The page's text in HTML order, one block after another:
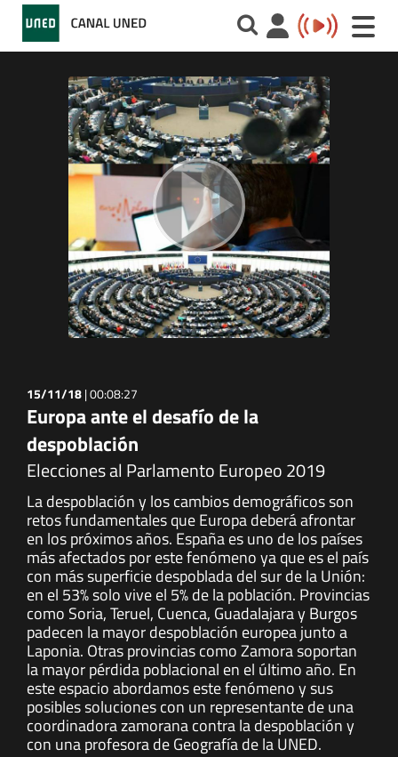
Toggle
15/11/18|00:08:27
Europa ante el desafío de la
despoblación
Elecciones al Parlamento Europeo 2019
La despoblación y los cambios demográficos son
retos fundamentales que Europa deberá afrontar
en los próximos años. España es uno de los países
más afectados por este fenómeno ya que es el país
con más superficie despoblada del sur de la Unión:
en el 53% solo vive el 5% de la población. Provincias
como Soria, Teruel, Cuenca, Guadalajara y Burgos
padecen la mayor despoblación europea junto a
Laponia. Otras provincias como Zamora soportan
la mayor pérdida poblacional en el último año. En
este espacio abordamos este fenómeno y sus
posibles soluciones con un representante de una
coordinadora zamorana contra la despoblación y
con una profesora de Geografía de la UNED.